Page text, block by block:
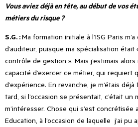
Vous aviez déjà en tête, au début de vos
métiers du risque ?
S.G. :Ma formation initiale à l’ISG Paris m’a
d’auditeur, puisque ma spécialisation était
contrôle de gestion ». Mais j’estimais
capacité d’exercer ce métier, qui requiert
d’expérience. En revanche, je m’étais
tard, si l’occasion se présentait, c’était un
m’intéresser. Chose qui s’est concrétisée
Education, à l’occasion de laquelle j’ai pu